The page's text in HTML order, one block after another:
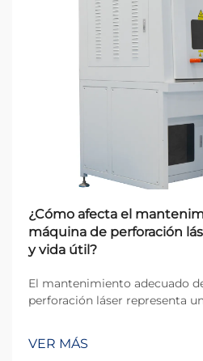
¿Cómo afecta el
máquina de perforación
y vida útil?
El mantenimiento adecuado
perforación láser representa
longevidad del equipo en
modernos. Cuando las
VER MÁS